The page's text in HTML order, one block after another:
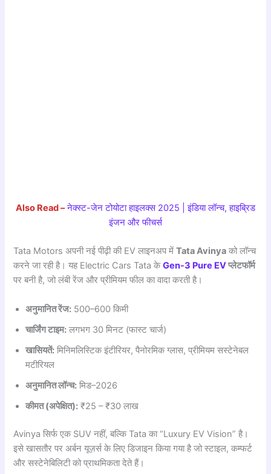
Also Read – नेक्स्ट-जेन टोयोटा हाइलक्स 2025 | इंडिया लॉन्च, हाइब्रिड
इंजन और फीचर्स
Tata Motors अपनी नई पीढ़ी की EV लाइनअप मेंTata Avinya को लॉन्च
करने जा रही है। यह Electric Cars Tata केGen-3 Pure EVप्लेटफॉर्म
पर बनी है, जो लंबी रेंज और प्रीमियम फील का वादा करती है।
अनुमानित रेंज: 500–600 किमी
चार्जिंग टाइम: लगभग 30 मिनट (फास्ट चार्ज)
खासियतें: मिनिमलिस्टिक इंटीरियर, पैनोरमिक ग्लास, प्रीमियम सस्टेनेबल
मटीरियल
अनुमानित लॉन्च: मिड–2026
कीमत (अपेक्षित): ₹25 – ₹30 लाख
Avinya सिर्फ एक SUV नहीं, बल्कि Tata का “Luxury EV Vision” है।
इसे खासतौर पर अर्बन यूज़र्स के लिए डिजाइन किया गया है जो स्टाइल, कम्फर्ट
और सस्टेनेबिलिटी को प्राथमिकता देते हैं।